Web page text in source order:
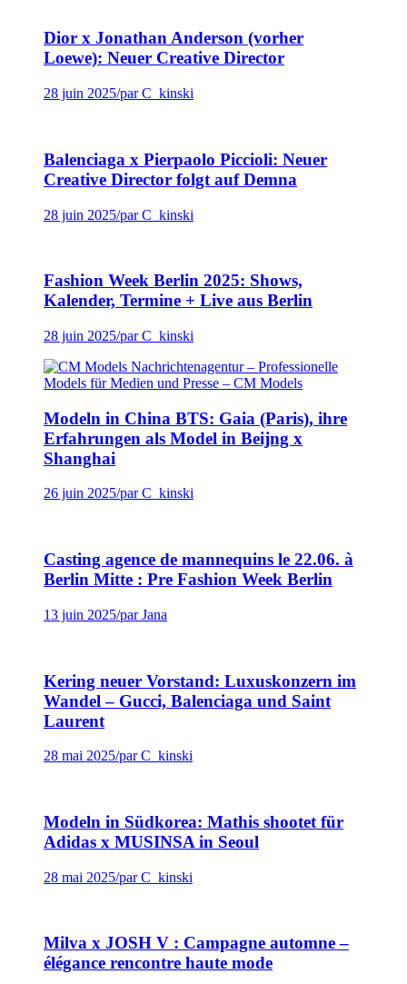
Dior x Jonathan Anderson (vorher
Loewe): Neuer Creative Director
28 juin 2025/par C_kinski
Balenciaga x Pierpaolo Piccioli: Neuer
Creative Director folgt auf Demna
28 juin 2025/par C_kinski
Fashion Week Berlin 2025: Shows,
Kalender, Termine + Live aus Berlin
28 juin 2025/par C_kinski
Modeln in China BTS: Gaia (Paris), ihre
Erfahrungen als Model in Beijng x
Shanghai
26 juin 2025/par C_kinski
Casting agence de mannequins le 22.06. à
Berlin Mitte : Pre Fashion Week Berlin
13 juin 2025/par Jana
Kering neuer Vorstand: Luxuskonzern im
Wandel – Gucci, Balenciaga und Saint
Laurent
28 mai 2025/par C_kinski
Modeln in Südkorea: Mathis shootet für
Adidas x MUSINSA in Seoul
28 mai 2025/par C_kinski
Milva x JOSH V : Campagne automne –
élégance rencontre haute mode